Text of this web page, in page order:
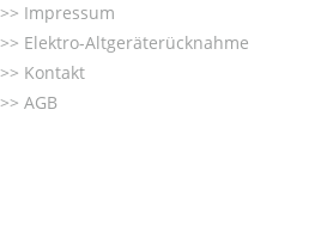
Impressum
Elektro-Altgeräterücknahme
Kontakt
AGB